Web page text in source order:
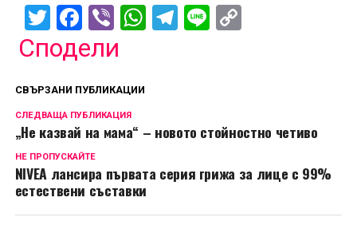
Twitter
Facebook
ViberWhatsApp
Telegram
LineCopy
Сподели
СВЪРЗАНИ ПУБЛИКАЦИИ
СЛЕДВАЩА ПУБЛИКАЦИЯ
„Не казвай на мама“ – новото стойностно четиво
НЕ ПРОПУСКАЙТЕ
NIVEA лансира първата серия грижа за лице с 99%
естествени съставки